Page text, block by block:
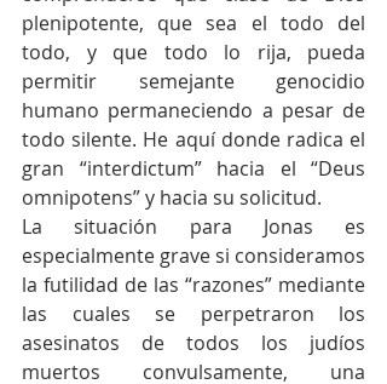
plenipotente, que sea el todo del
todo, y que todo lo rija, pueda
permitir semejante genocidio
humano permaneciendo a pesar de
todo silente. He aquí donde radica el
gran “interdictum” hacia el “Deus
omnipotens” y hacia su solicitud.
La situación para Jonas es
especialmente grave si consideramos
la futilidad de las “razones” mediante
las cuales se perpetraron los
asesinatos de todos los judíos
muertos convulsamente, una